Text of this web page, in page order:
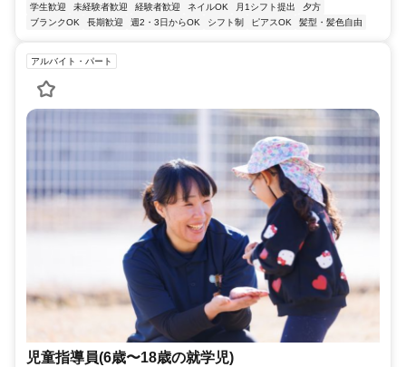
学生歓迎
未経験者歓迎 経験者歓迎 ネイルOK 月1シフト提出
夕方
ブランクOK
長期歓迎 週2・3日からOK シフト制 ピアスOK 髪型・髪色自由
アルバイト・パート
児童指導員(6歳〜18歳の就学児)